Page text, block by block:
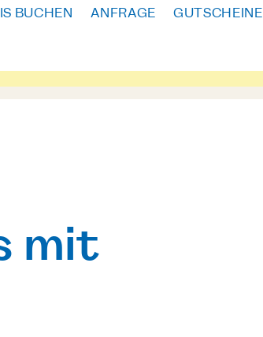
BUCHEN ANFRAGE GUTSCHEINE
mit